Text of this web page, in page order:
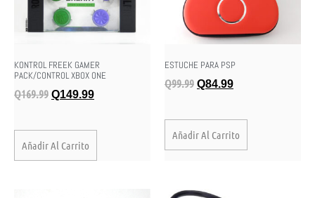
KONTROL FREEK GAMER
PACK/CONTROL XBOX ONE
Q169.99 Q149.99
Añadir Al Carrito
ESTUCHE PARA PSP
Q99.99 Q84.99
Añadir Al Carrito